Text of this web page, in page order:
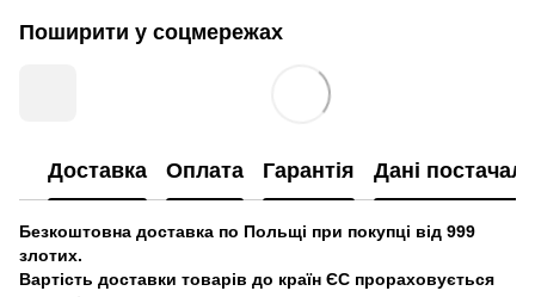
Поширити у соцмережах
Доставка Оплата Гарантія Дані
Безкоштовна доставка по Польщі при покупці від 999
злотих.
Вартість доставки товарів до країн ЄС прораховується